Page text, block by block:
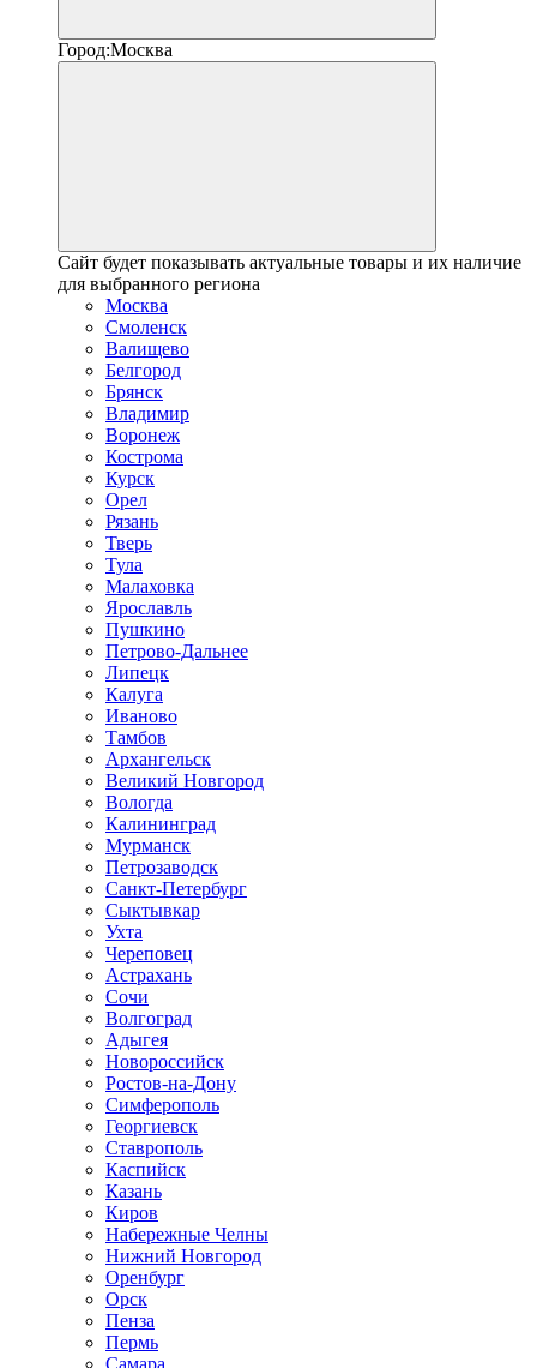
Город:Москва
Сайт будет показывать актуальные товары и их наличие
для выбранного региона
Москва
Смоленск
Валищево
Белгород
Брянск
Владимир
Воронеж
Кострома
Курск
Орел
Рязань
Тверь
Тула
Малаховка
Ярославль
Пушкино
Петрово-Дальнее
Липецк
Калуга
Иваново
Тамбов
Архангельск
Великий Новгород
Вологда
Калининград
Мурманск
Петрозаводск
Санкт-Петербург
Сыктывкар
Ухта
Череповец
Астрахань
Сочи
Волгоград
Адыгея
Новороссийск
Ростов-на-Дону
Симферополь
Георгиевск
Ставрополь
Каспийск
Казань
Киров
Набережные Челны
Нижний Новгород
Оренбург
Орск
Пенза
Пермь
Самара